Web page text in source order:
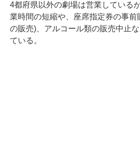
4都府県以外の劇場は営業している
業時間の短縮や、座席指定券の事前
の販売)、アルコール類の販売中止
ている。